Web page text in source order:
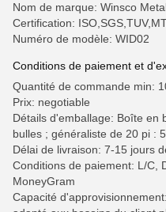
Nom de marque: Winsco
Certification:
Numéro de modèle: WID02
Conditions de paiement et
Quantité de commande min:
Prix: negotiable
Détails d'emballage: Boîte en
bulles ; généraliste de 20 pi :
Délai de livraison: 7-15 jours
Conditions de paiement: L/C,
MoneyGram
Capacité